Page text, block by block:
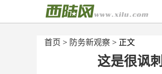
首页 > 防务新观察 > 正文
这是很讽